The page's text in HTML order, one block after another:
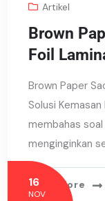
Artikel
Brown
Foil
Brown Paper
Solusi
membahas
menginginkan
Read More
16
NOV